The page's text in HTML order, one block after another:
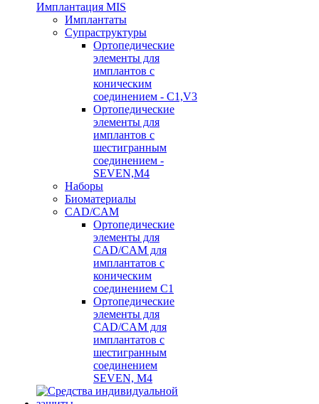
Имплантация MIS
Имплантаты
Супраструктуры
Ортопедические
элементы для
имплантов с
коническим
соединением - C1,V3
Ортопедические
элементы для
имплантов с
шестигранным
соединением -
SEVEN,M4
Наборы
Биоматериалы
CAD/CAM
Ортопедические
элементы для
CAD/CAM для
имплантатов с
коническим
соединением С1
Ортопедические
элементы для
CAD/CAM для
имплантатов с
шестигранным
соединением
SEVEN, М4